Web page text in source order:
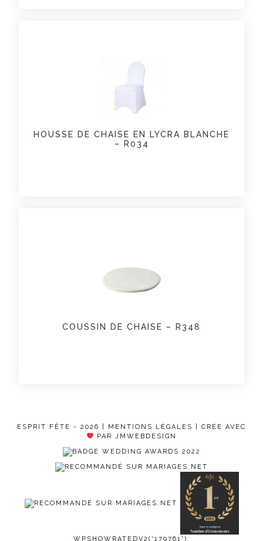
HOUSSE DE CHAISE EN LYCRA BLANCHE
– R034
COUSSIN DE CHAISE – R348
ESPRIT FÊTE - 2026 | MENTIONS LÉGALES
| CRÉE AVEC
PAR JMWEBDESIGN
WPSHOWRATEDV2('179761');